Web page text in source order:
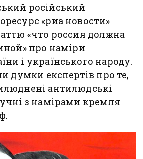
російський
«риа новости»
«что россия должна
про наміри
і українського народу.
думки експертів про те,
антилюдські
з намірами кремля